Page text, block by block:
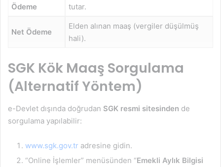
Ödeme
tutar.
Net Ödeme
Elden alınan maaş (vergiler düşülmüş
hali).
SGK Kök Maaş Sorgulama
(Alternatif Yöntem)
e-Devlet dışında doğrudan SGK resmi sitesinden de
sorgulama yapılabilir:
www.sgk.gov.tr adresine gidin.
“Online İşlemler” menüsünden “Emekli Aylık Bilgisi